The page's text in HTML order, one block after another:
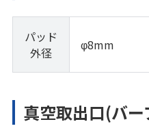
パッド
外径
φ8mm
真空取出口(バー